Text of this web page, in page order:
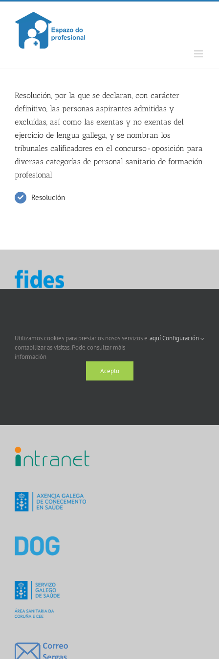
Skip
content
Resolución, por la que se declaran, con carácter
definitivo, las personas aspirantes admitidas y
excluídas, así como las exentas y no exentas del
ejercicio de lengua gallega, y se nombran los
tribunales calificadores en el concurso-oposición para
diversas categorías de personal sanitario de formación
profesional
Resolución
Utilizamos cookies para prestar os nosos servizos e
contabilizar as visitas. Pode consultar máis
información
aquí.Configuración
Acepto